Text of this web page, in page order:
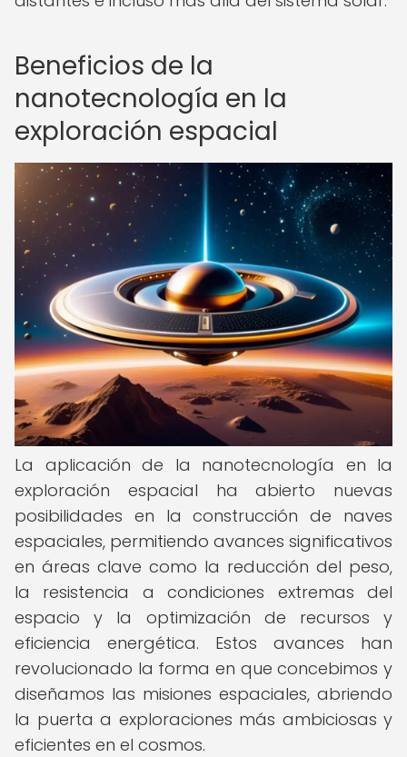
Beneficios de la
nanotecnología en la
exploración espacial
La aplicación de la nanotecnología en la
exploración espacial ha abierto nuevas
posibilidades en la construcción de naves
espaciales, permitiendo avances significativos
en áreas clave como la reducción del peso,
la resistencia a condiciones extremas del
espacio y la optimización de recursos y
eficiencia energética. Estos avances han
revolucionado la forma en que concebimos y
diseñamos las misiones espaciales, abriendo
la puerta a exploraciones más ambiciosas y
eficientes en el cosmos.